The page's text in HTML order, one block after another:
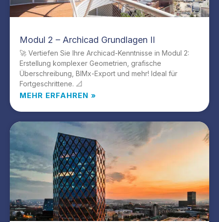
Modul 2 – Archicad Grundlagen II
🚀 Vertiefen Sie Ihre Archicad-Kenntnisse in Modul 2:
Erstellung komplexer Geometrien, grafische
Überschreibung, BIMx-Export und mehr! Ideal für
Fortgeschrittene. 📐
MEHR ERFAHREN »